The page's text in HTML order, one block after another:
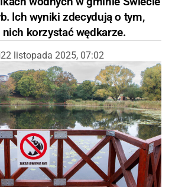
Ich wyniki zdecydują o tym,
korzystać wędkarze.
22 listopada 2025, 07:02